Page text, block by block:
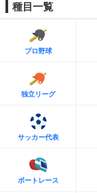
種目一覧
プロ野球
独立リーグ
サッカー代表
ボートレース